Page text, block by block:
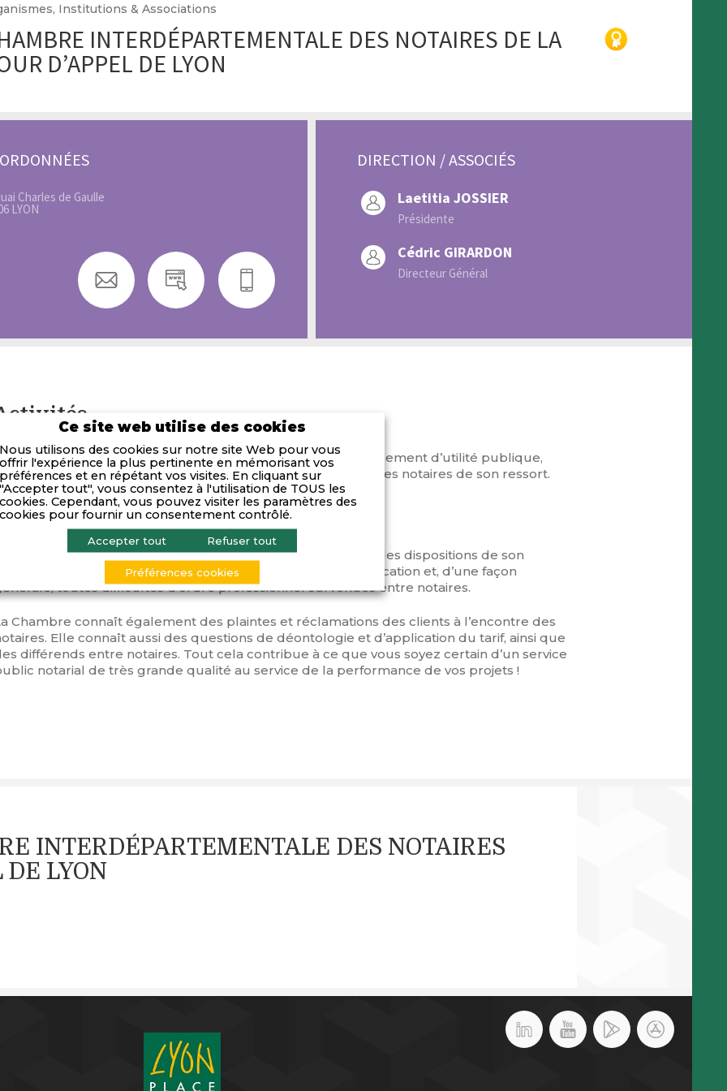
Institutions & Associations
INTERDÉPARTEMENTALE DES NOTAIRES DE LA
D’APPEL DE LYON
Charles de Gaulle
LYON
DIRECTION / ASSOCIÉS
Laetitia JOSSIER
Présidente
Cédric GIRARDON
Directeur Général
La Chambre interdépartementale des notaires est un établissement d’utilité publique,
dotée de pouvoirs administratifs et disciplinaires, composée des notaires de son ressort.
Compétences
La Chambre interdépartementale des notaires fait appliquer les dispositions de son
règlement, les interprète, tranche les difficultés de leur application et, d’une façon
toutes difficultés d’ordre professionnel survenues entre notaires.
Chambre connaît également des plaintes et réclamations des clients à l’encontre des
Elle connaît aussi des questions de déontologie et d’application du tarif, ainsi que
différends entre notaires. Tout cela contribue à ce que vous soyez certain d’un service
notarial de très grande qualité au service de la performance de vos projets !
INTERDÉPARTEMENTALE DES NOTAIRES
DE LYON
Ce site web utilise des cookies
Nous utilisons des cookies sur notre site Web pour vous
offrir l'expérience la plus pertinente en mémorisant vos
préférences et en répétant vos visites. En cliquant sur
"Accepter tout", vous consentez à l'utilisation de TOUS les
cookies. Cependant, vous pouvez visiter les paramètres des
cookies pour fournir un consentement contrôlé.
Accepter tout Refuser tout
Préférences cookies